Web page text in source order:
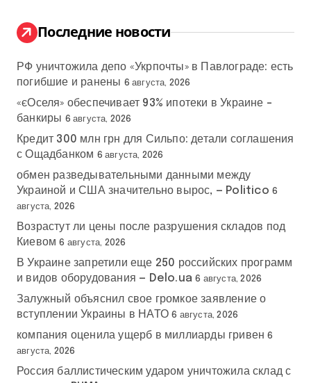
:
Последние новости
РФ уничтожила депо «Укрпочты» в Павлограде: есть
погибшие и ранены 6 августа, 2026
«єОселя» обеспечивает 93% ипотеки в Украине –
банкиры 6 августа, 2026
Кредит 300 млн грн для Сильпо: детали соглашения
с Ощадбанком 6 августа, 2026
обмен разведывательными данными между
Украиной и США значительно вырос, — Politico 6
августа, 2026
Возрастут ли цены после разрушения складов под
Киевом 6 августа, 2026
В Украине запретили еще 250 российских программ
и видов оборудования — Delo.ua 6 августа, 2026
Залужный объяснил свое громкое заявление о
вступлении Украины в НАТО 6 августа, 2026
компания оценила ущерб в миллиарды гривен 6
августа, 2026
Россия баллистическим ударом уничтожила склад с